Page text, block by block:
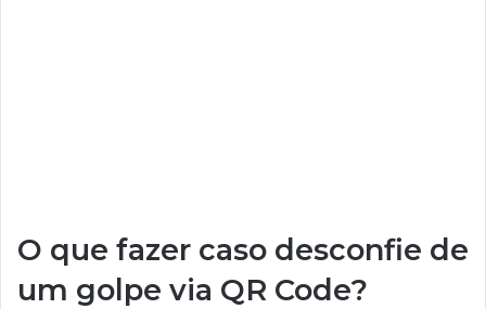
O que fazer caso desconfie de
um golpe via QR Code?